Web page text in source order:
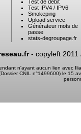
Test de débit
Test IPV4 / IPV6
Smokeping
Upload service
Générateur mots de
passe
stats-degroupage.fr
- copyleft 2011
n'ayant aucun lien avec
CNIL n°1499600) le 15